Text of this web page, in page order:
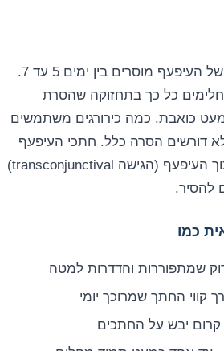
רוב התפרים החיצוניים של העיפעף מוסרים בין ימים 5 עד 7.
כל כך בתחזוקה שהסרת
כואבת. כמה כירורגים משתמשים
דורשים הסרה כלל. חתכי העיפעף
התחתון הממוקמים בתוך העיפעף (הגישה transconjunctival)
להסיר.
כמו
שמתפוררות והדדרות למטה
קווי החתך שמרוכך יומי
קרום יבש על החתכים